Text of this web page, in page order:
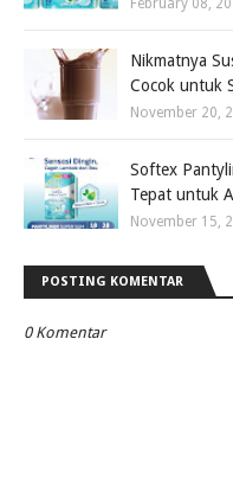
February 08,
Nikmatnya
Cocok untuk
November 20,
Softex
Tepat untuk
November 15,
POSTING KOMENTAR
0 Komentar